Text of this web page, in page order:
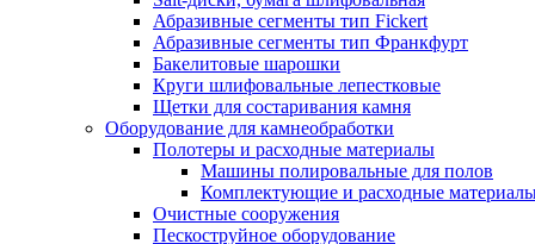
Абразивные сегменты тип Fickert
Абразивные сегменты тип Франкфурт
Бакелитовые шарошки
Круги шлифовальные лепестковые
Щетки для состаривания камня
Оборудование для камнеобработки
Полотеры и расходные материалы
Машины полировальные для полов
Комплектующие и расходные
Очистные сооружения
Пескоструйное оборудование